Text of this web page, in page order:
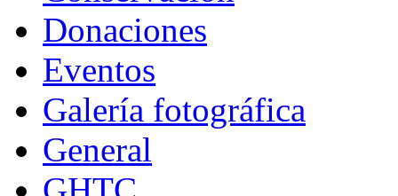
Donaciones
Eventos
Galería fotográfica
General